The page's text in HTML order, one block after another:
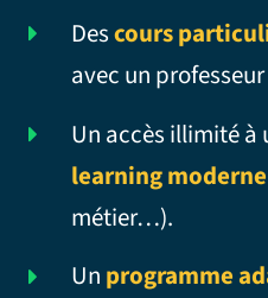
Descours
avec un
Un accès illimité à
learning
métier…).
Un programme